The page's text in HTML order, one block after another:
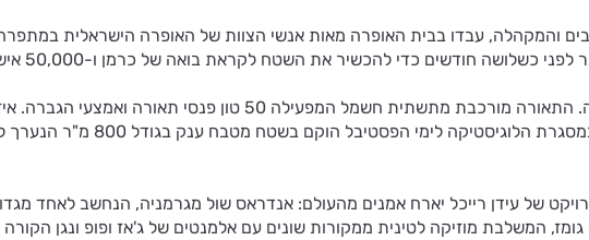
והמקהלה, עבדו בבית האופרה מאות אנשי הצוות של האופרה הישראלית
כדי להכשיר את השטח לקראת בואה של כרמן ו-50,000 איש שיגיעו לצפות באופרה.
התפאורה של "כרמן" משתלבת בתפאורה הטבעית של המדבר למרגלות המצדה. התאורה
של עידן רייכל יארח אמנים מהעולם: אנדראס שול מגרמניה, הנחשב לאחד מגדולי
המשלבת מוזיקה לטינית ממקורות שונים עם אלמנטים של ג'אז ופופ ונגן